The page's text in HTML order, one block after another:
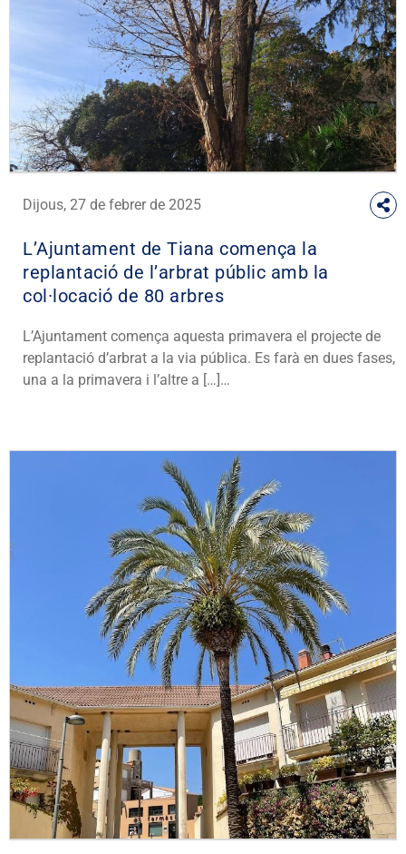
Dijous, 27 de febrer de 2025
L’Ajuntament de Tiana comença la
replantació de l’arbrat públic amb la
col·locació de 80 arbres
L’Ajuntament comença aquesta primavera el projecte de
replantació d’arbrat a la via pública. Es farà en dues fases,
una a la primavera i l’altre a […]…